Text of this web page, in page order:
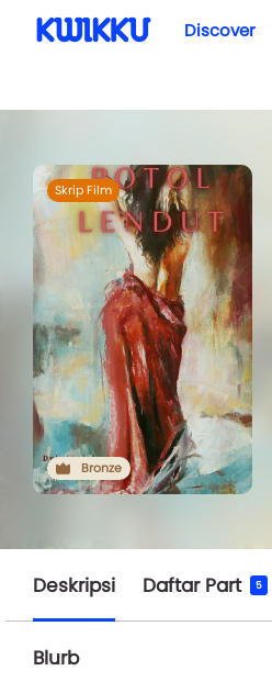
Discover
Skrip Film
Bronze
Deskripsi Daftar Part 5
Blurb